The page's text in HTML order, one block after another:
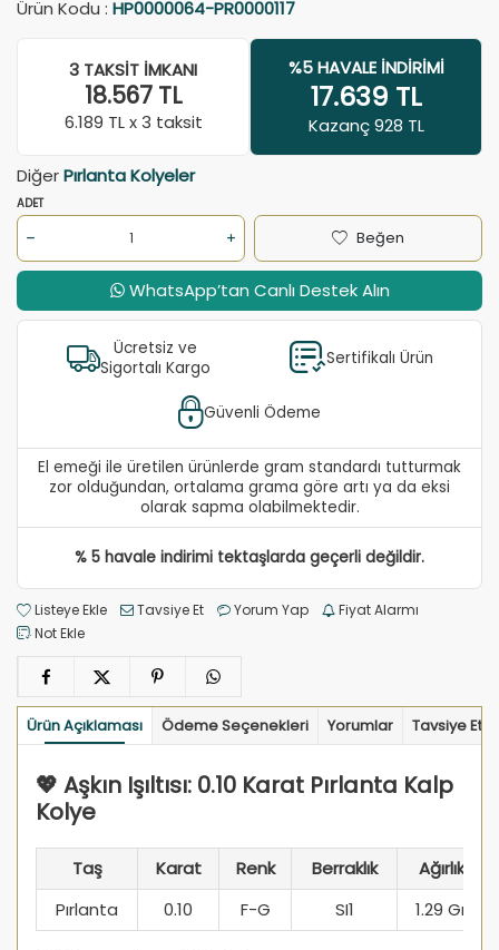
Ürün Kodu : HP0000064-PR0000117
3 TAKSIT İMKANI
18.567TL
6.189 TL x 3 taksit
%5 HAVALE İNDIRIMI
17.639 TL
Kazanç 928 TL
DiğerPırlanta Kolyeler
ADET
Beğen
WhatsApp’tan Canlı Destek Alın
Ücretsiz ve
Sigortalı Kargo
Sertifikalı Ürün
Güvenli Ödeme
El emeği ile üretilen ürünlerde gram standardı tutturmak
zor olduğundan, ortalama grama göre artı ya da eksi
olarak sapma olabilmektedir.
% 5 havale indirimi tektaşlarda geçerli değildir.
Listeye Ekle Tavsiye Et Yorum Yap
Fiyat Alarmı
Not Ekle
Ürün Açıklaması Ödeme Seçenekleri Yorumlar Tavsiye Et
💖 Aşkın Işıltısı: 0.10 Karat Pırlanta Kalp
Kolye
Taş Karat Renk Berraklık
Ağırlık
Pırlanta
0.10 F-G SI1 1.29 Gr